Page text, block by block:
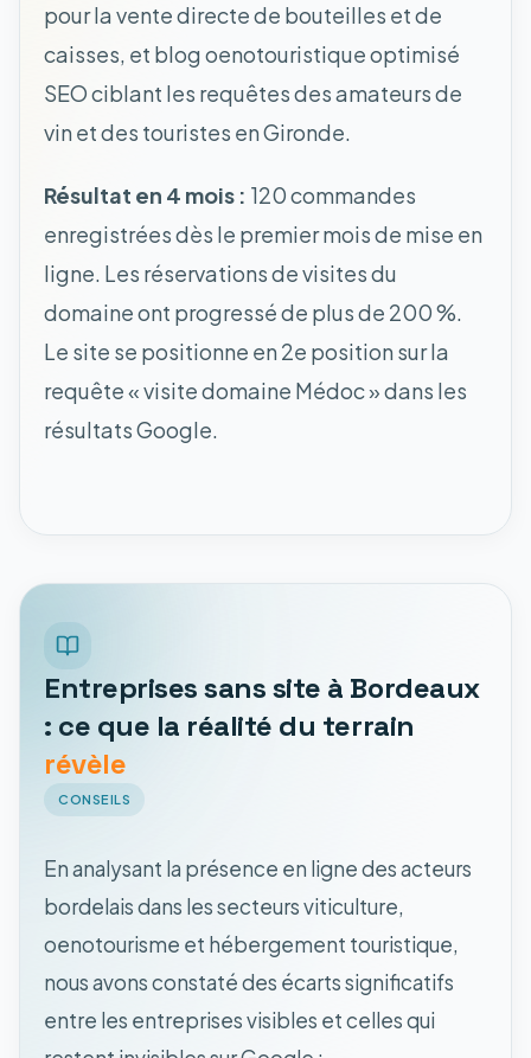
pour la vente directe de bouteilles et de
caisses, et blog oenotouristique optimisé
SEO ciblant les requêtes des amateurs de
vin et des touristes en Gironde.
Résultat en 4 mois : 120 commandes
enregistrées dès le premier mois de mise en
ligne. Les réservations de visites du
domaine ont progressé de plus de 200 %.
Le site se positionne en 2e position sur la
requête « visite domaine Médoc » dans les
résultats Google.
Entreprises sans site à Bordeaux
: ce que la réalité du terrain
révèle
CONSEILS
En analysant la présence en ligne des acteurs
bordelais dans les secteurs viticulture,
oenotourisme et hébergement touristique,
nous avons constaté des écarts significatifs
entre les entreprises visibles et celles qui